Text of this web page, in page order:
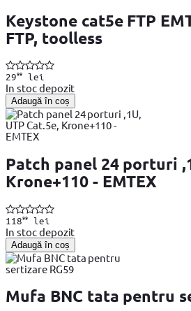
Keystone cat5e FTP
FTP, toolless
2999lei
In stoc depozit
Adaugă în coș
Patch panel 24 porturi
Krone+110 - EMTEX
11899lei
In stoc depozit
Adaugă în coș
Mufa BNC tata pentru